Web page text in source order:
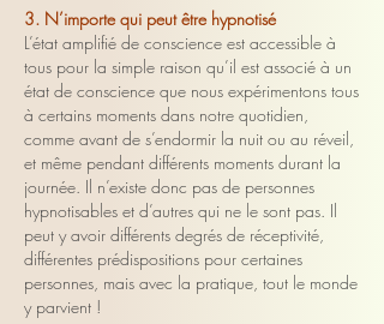
3. N’importe qui peut être hypnotisé
L’état amplifié de conscience est accessible à
tous pour la simple raison qu’il est associé à un
état de conscience que nous expérimentons tous
à certains moments dans notre quotidien,
comme avant de s’endormir la nuit ou au réveil,
et même pendant différents moments durant la
journée. Il n’existe donc pas de personnes
hypnotisables et d’autres qui ne le sont pas. Il
peut y avoir différents degrés de réceptivité,
différentes prédispositions pour certaines
personnes, mais avec la pratique, tout le monde
y parvient !